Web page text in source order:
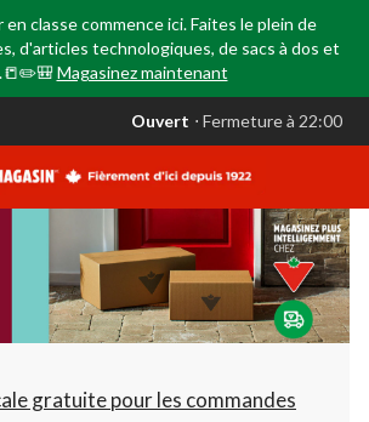
classe commence ici. Faites le plein de
d'articles technologiques, de sacs à dos et
Magasinez maintenant
votre
est
AB,
Ouvert,
Fermeture
à
22:00
changer
Ouvert ⋅ Fermeture à 22:00
gratuite pour les commandes